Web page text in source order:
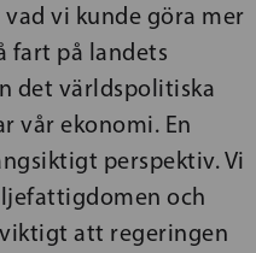
vad vi kunde göra mer
fart på landets
det världspolitiska
vår ekonomi. En
perspektiv. Vi
och
viktigt att regeringen